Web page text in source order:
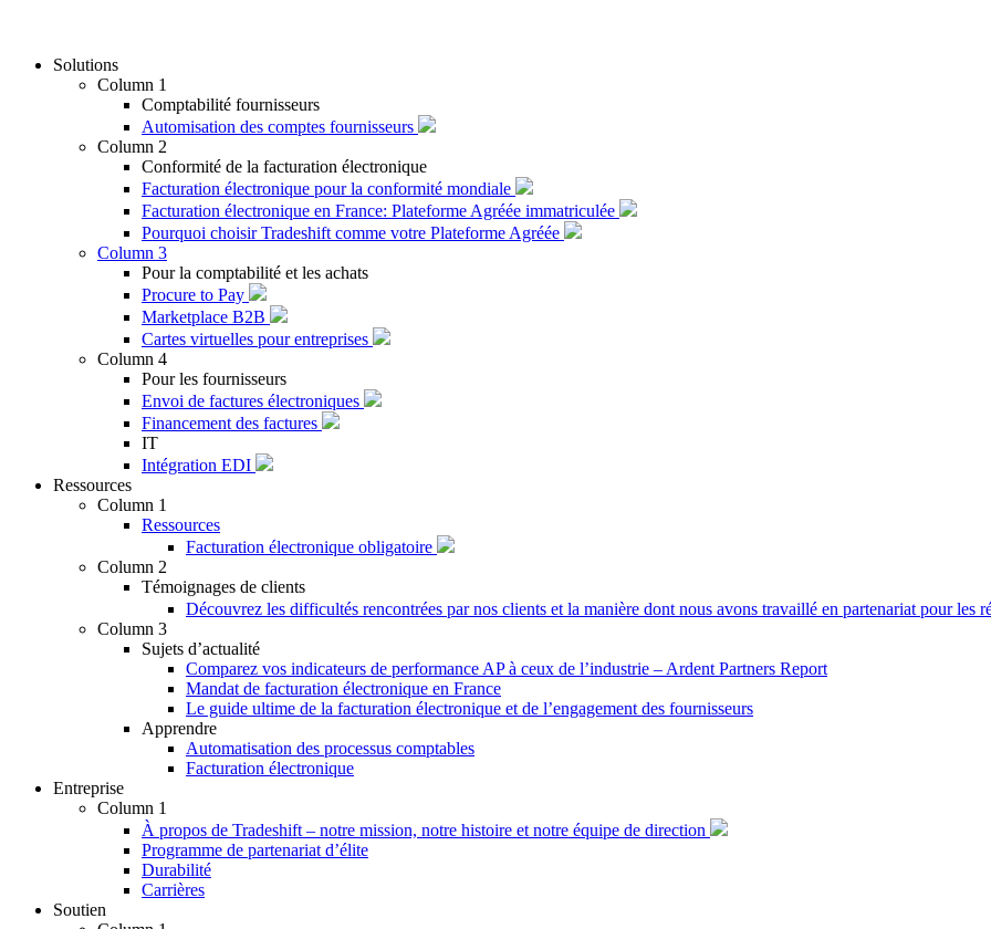
Solutions
Column 1
Comptabilité fournisseurs
Automisation des comptes fournisseurs
Column 2
Conformité de la facturation électronique
Facturation électronique pour la conformité mondiale
Facturation électronique en France: Plateforme Agréée immatriculée
Pourquoi choisir Tradeshift comme votre Plateforme Agréée
Column 3
Pour la comptabilité et les achats
Procure to Pay
Marketplace B2B
Cartes virtuelles pour entreprises
Column 4
Pour les fournisseurs
Envoi de factures électroniques
Financement des factures
IT
Intégration EDI
Ressources
Column 1
Ressources
Facturation électronique obligatoire
Column 2
Témoignages de clients
Découvrez les difficultés rencontrées par nos clients et la manière dont nous avons travaillé en partenariat pour les
Column 3
Sujets d’actualité
Comparez vos indicateurs de performance AP à ceux de l’industrie – Ardent Partners Report
Mandat de facturation électronique en France
Le guide ultime de la facturation électronique et de l’engagement des fournisseurs
Apprendre
Automatisation des processus comptables
Facturation électronique
Entreprise
Column 1
À propos de Tradeshift – notre mission, notre histoire et notre équipe de direction
Programme de partenariat d’élite
Durabilité
Carrières
Soutien